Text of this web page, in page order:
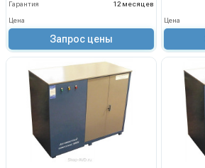
Гарантия
12 месяцев
Цена
Запрос цены
Цена